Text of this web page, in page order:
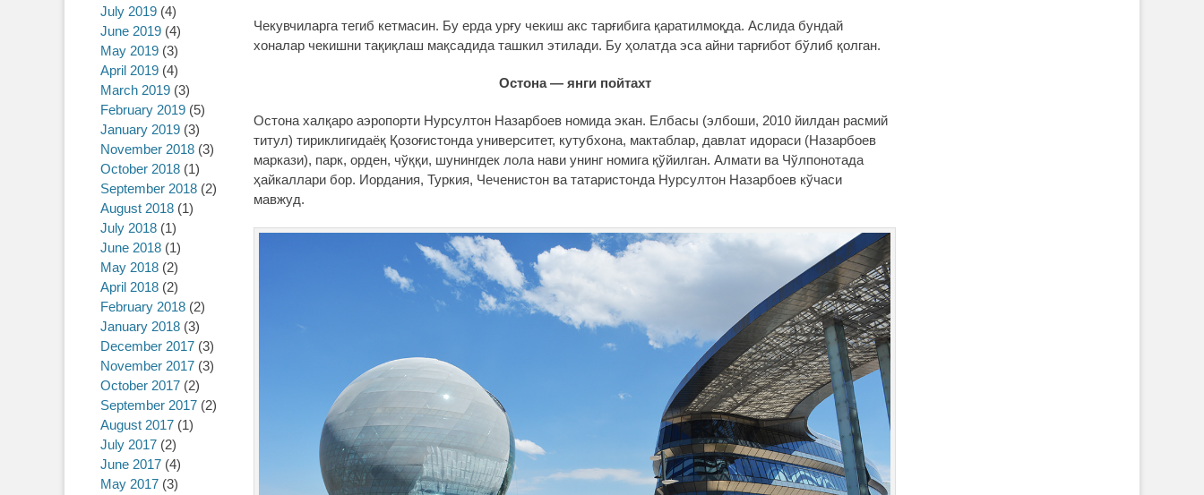
Чекувчиларга тегиб кетмасин. Бу ерда урғу чекиш акс тарғибига қаратилмоқда. Аслида бундай
хоналар чекишни тақиқлаш мақсадида ташкил этилади. Бу ҳолатда эса айни тарғибот бўлиб қолган.
Остона — янги пойтахт
Остона халқаро аэропорти Нурсултон Назарбоев номида экан. Елбасы (элбоши, 2010 йилдан расмий
титул) тириклигидаёқ Қозоғистонда университет, кутубхона, мактаблар, давлат идораси (Назарбоев
маркази), парк, орден, чўққи, шунингдек лола нави унинг номига қўйилган. Алмати ва Чўлпонотада
ҳайкаллари бор. Иордания, Туркия, Чеченистон ва татаристонда Нурсултон Назарбоев кўчаси
мавжуд.
July 2019 (4)
June 2019 (4)
May 2019 (3)
April 2019 (4)
March 2019 (3)
February 2019 (5)
January 2019 (3)
November 2018 (3)
October 2018 (1)
September 2018 (2)
August 2018 (1)
July 2018 (1)
June 2018 (1)
May 2018 (2)
April 2018 (2)
February 2018 (2)
January 2018 (3)
December 2017 (3)
November 2017 (3)
October 2017 (2)
September 2017 (2)
August 2017 (1)
July 2017 (2)
June 2017 (4)
May 2017 (3)